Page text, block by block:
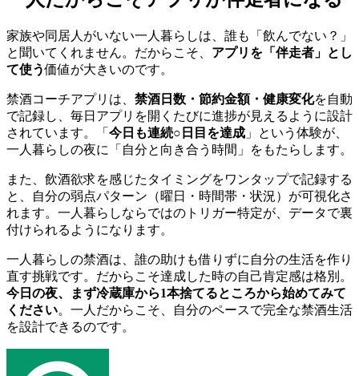
家族や同居人がいない一人暮らしは、誰も「飲んでない？」
と聞いてくれません。だからこそ、 アプリを「伴走者」とし
て使う価値が大きいのです。
禁酒コーチアプリは、 禁酒日数・節約金額・健康変化を自動
で記録し、毎日アプリを開くたびに進捗が見えるように設計
されています。「 今日も連続○日目を達成 」という体験が、
一人暮らしの夜に「自分と向き合う時間」をもたらします。
また、飲酒欲求を感じたタイミングをワンタップで記録する
と、自分の弱点パターン（曜日・時間帯・状況）が可視化さ
れます。一人暮らしならではのトリガー特定が、データで裏
付けられるようになります。
一人暮らしの禁酒は、誰の助けも借りずに自分の生活を作り
直す挑戦です。だからこそ達成した時の自己肯定感は格別。
今日の夜、まず冷蔵庫から1本捨てるところから始めてみて
ください。一人だからこそ、自分のペースで完全な禁酒生活
を設計できるのです。